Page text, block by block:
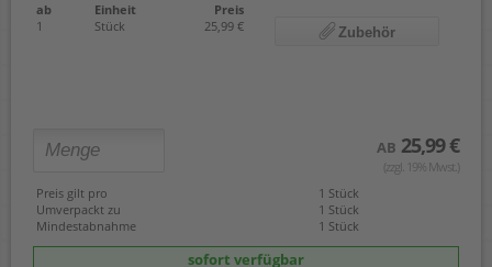
ab Einheit
Preis
1
Stück 25,99 € Zubehör
AB 25,99 €
(zzgl. 19% Mwst.)
Preis gilt pro
1 Stück
Umverpackt zu
1 Stück
Mindestabnahme
1 Stück
sofort verfügbar